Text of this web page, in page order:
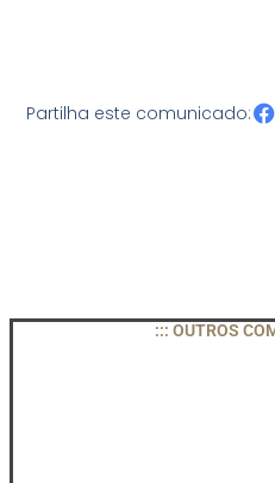
Partilha este comunicado:
::: OUTROS